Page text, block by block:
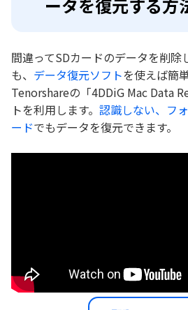
ータを復元する方
間違ってSDカードのデータを削除
も、 データ復元ソフトを使えば簡
Tenorshareの「4DDiG Mac Data
トを利用します。 認識しない、フ
ードでもデータを復元できます。